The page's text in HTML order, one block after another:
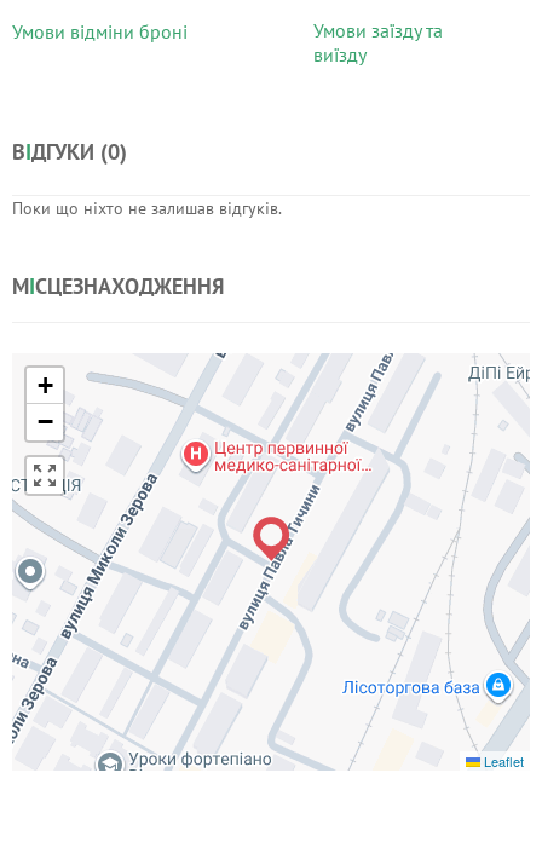
Умови відміни броні
Умови заїзду та
виїзду
ВІДГУКИ (0)
Поки що ніхто не залишав відгуків.
МІСЦЕЗНАХОДЖЕННЯ
+
−
Leaflet